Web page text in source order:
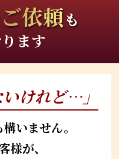
依頼も
ます
いけれど…」
いません。
様が、